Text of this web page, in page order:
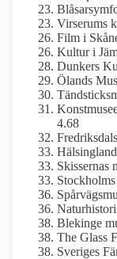
Virserums
Film i
Kultur i
Dunkers
Ölands
4.68
Skissernas
Blekinge
The Glass
Sveriges